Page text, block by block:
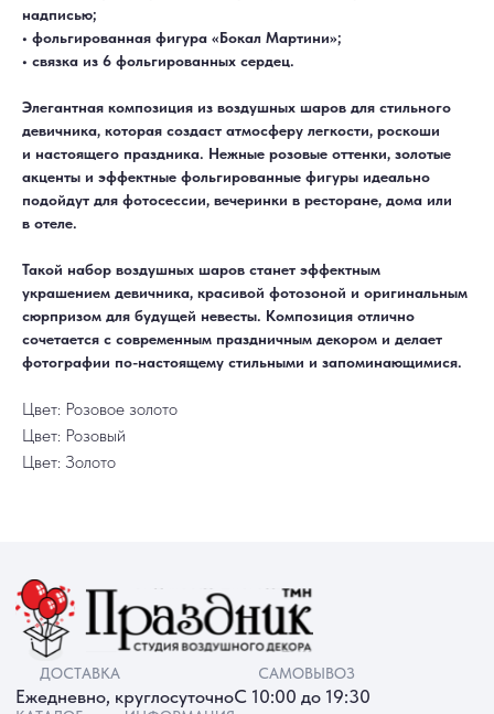
надписью;
• фольгированная фигура «Бокал Мартини»;
• связка из 6 фольгированных сердец.
Элегантная композиция из воздушных шаров для стильного
девичника, которая создаст атмосферу легкости, роскоши
и настоящего праздника. Нежные розовые оттенки, золотые
акценты и эффектные фольгированные фигуры идеально
подойдут для фотосессии, вечеринки в ресторане, дома или
в отеле.
Такой набор воздушных шаров станет эффектным
украшением девичника, красивой фотозоной и оригинальным
сюрпризом для будущей невесты. Композиция отлично
сочетается с современным праздничным декором и делает
фотографии по-настоящему стильными и запоминающимися.
Цвет: Розовое золото
Цвет: Розовый
Цвет: Золото
ДОСТАВКА
Ежедневно, круглосуточно
САМОВЫВОЗ
С 10:00 до 19:30
Для девушек
Цифры
Хиты продаж
Акции
ИНФОРМАЦИЯ
Наши работы
Отзывы
Контакты
РАБОТАЕМ ЕЖЕДНЕВНО
+7 (3452) 78-05-55
+7 952 678‑05‑55
Смотреть в 2ГИС
МЫ ОНЛАЙН